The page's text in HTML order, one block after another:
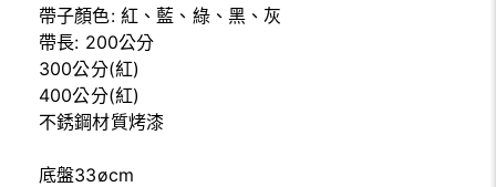
帶子顏色: 紅、藍、綠、黑、灰
帶長: 200公分
300公分(紅)
400公分(紅)
不銹鋼材質烤漆
底盤33øcm